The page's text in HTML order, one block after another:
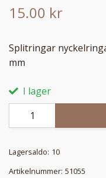
15.00 kr
Splitringar
mm
I lager
Lagersaldo: 10
Artikelnummer: 51055